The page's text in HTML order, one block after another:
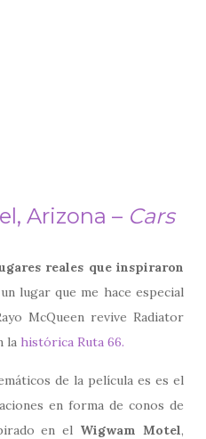
Arizona – Cars
reales que inspiraron
lugar que me hace especial
McQueen revive Radiator
la histórica Ruta 66.
de la película es es el
en forma de conos de
en el Wigwam Motel,